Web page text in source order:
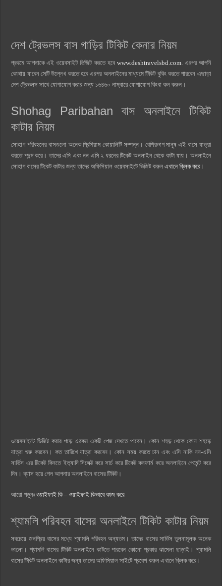
দেশ ট্রেভলস বাস গাড়ির টিকিট কেনার নিয়ম
প্রথমে আপনাকে এই ওয়েবসাইট ভিজিট করতে হবে www.deshtravelsbd.com. এরপর আপনি
কোথায় যাবেন সেটি উল্লেখ করতে হবে এরপর অনলাইনের মাধ্যমে টিকিট বুকিং করতে পারবেন এছাড়া
দেশ ট্রেভলস সাথে যোগাযোগ করার জন্য ১৬৪৬০ নাম্বারে যোগাযোগ কিংবা কল করুন।
Shohag Paribahan বাস অনলাইনে টিকিট
কাটার নিয়ম
সোহাগ পরিবহনের বাসগুলো অনেক প্রিমিয়াম কোয়ালিটি সম্পন্ন। বেশিরভাগ মানুষ এই বাসে যাত্রা
করতে পছন্দ করে। তাদের এসি এবং নন এসি ২ ধরনের টিকেট অনলাইন থেকে কাটা যায়। অনলাইনে
সোহাগ বাসের টিকেট কাটার জন্য তাদের অফিসিয়াল ওয়েবসাইটে ভিজিট করুনএখানে ক্লিক করে ।
ওয়েবসাইটে ভিজিট করার পড়ে এরকম একটি পেজ দেখতে পাবেন। কোন শহড় থেকে কোন শহড়ে
যাত্রা শুরু করবেন। কত তারিখে যাত্রা করবেন। কোন সময় করতে চান এবং এসি নাকি নন-এসি
সার্ভিস এর টিকেট কিনতে ইত্যাদি সিলেক্ট করে সার্চ করে টিকেট কনফার্ম করে অনলাইনে পেমেন্ট করে
দিন। ব্যাস হয়ে গেল আপনার অনলাইনে বাসের টিকিট।
আরো পড়ুনঃওয়াইফাই কি – ওয়াইফাই কিভাবে কাজ করে
শ্যামলি পরিবহন বাসের অনলাইনে টিকিট কাটার নিয়ম
সবচেয়ে জনপ্রিয় বাসের মধ্যে শ্যামলি পরিবহন অন্যতম। তাদের বাসের সার্ভিস তুলনামূলক অনেক
ভালো। শ্যামলি বাসের টিকিট অনলাইনে কাটতে পারবেন কোনো প্রকার ঝামেলা ছাড়াই। শ্যামলি
বাসের টিকিট অনলাইনে কাটার জন্য তাদের অফিসিয়াল সাইটে প্রবেশ করুন এখানে ক্লিক করে।